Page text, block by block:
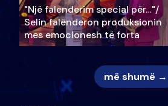
"Një falenderim special për…"/
Selin falënderon produksionin
mes emocionesh të forta
më shumë →